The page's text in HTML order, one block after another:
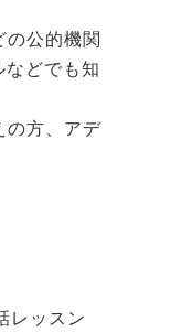
公的機関
どでも知
の方、アデ
レッスン